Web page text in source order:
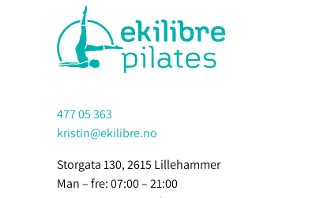
477 05 363
kristin@ekilibre.no
Storgata 130, 2615 Lillehammer
Man – fre: 07:00 – 21:00